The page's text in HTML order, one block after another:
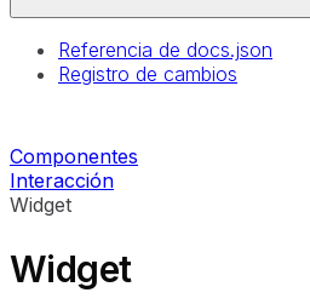
Referencia de docs.json
Registro de cambios
Componentes
Interacción
Widget
Widget